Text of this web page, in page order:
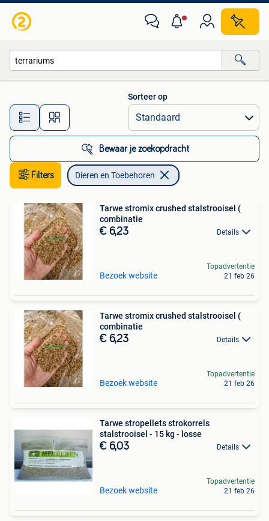
Alle afstanden…
Sorteer op
Bewaar je zoekopdracht
Filters Dieren en Toebehoren
Tarwe stromix crushed stalstrooisel (
combinatie
€ 6,23 Details
Bezoek website
Topadvertentie
21 feb 26
Tarwe stromix crushed stalstrooisel (
combinatie
€ 6,23 Details
Bezoek website
Topadvertentie
21 feb 26
Tarwe stropellets strokorrels
stalstrooisel - 15 kg - losse
€ 6,03 Details
Bezoek website
Topadvertentie
21 feb 26